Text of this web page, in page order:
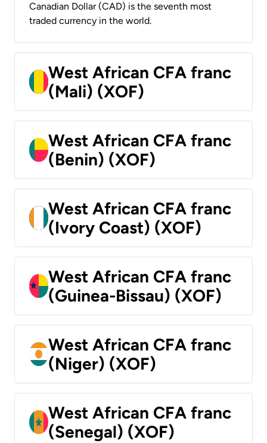
Canadian Dollar (CAD) is the seventh most
traded currency in the world.
West African CFA franc
(Mali) (XOF)
West African CFA franc
(Benin) (XOF)
West African CFA franc
(Ivory Coast) (XOF)
West African CFA franc
(Guinea-Bissau) (XOF)
West African CFA franc
(Niger) (XOF)
West African CFA franc
(Senegal) (XOF)